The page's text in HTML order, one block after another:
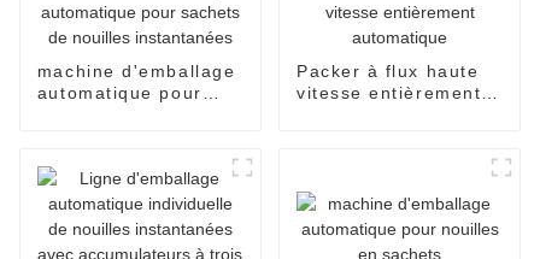
machine d'emballage
automatique pour
Packer à flux haute
vitesse entièrement